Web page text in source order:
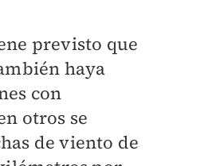
previsto que
haya
con
otros se
de viento de